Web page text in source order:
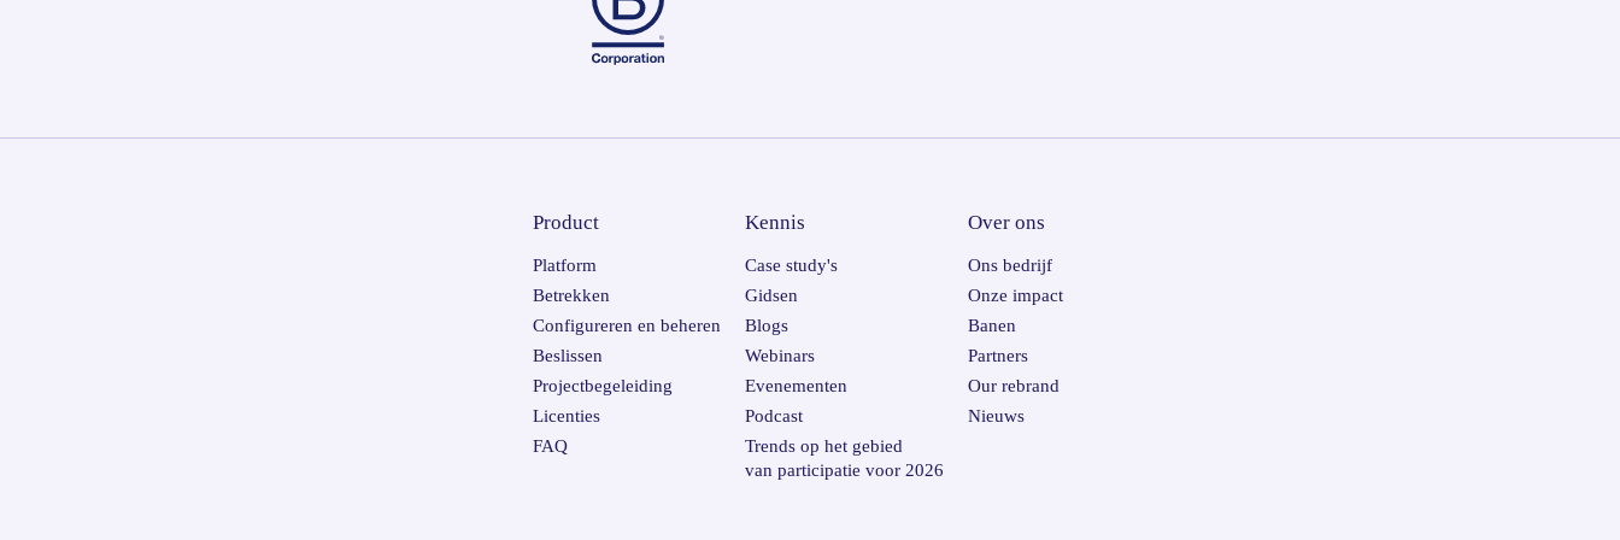
Product
Platform
Betrekken
Configureren en beheren
Beslissen
Projectbegeleiding
Licenties
FAQ
Kennis
Case study's
Gidsen
Blogs
Webinars
Evenementen
Podcast
Trends op het gebied
van participatie voor 2026
Over ons
Ons bedrijf
Onze impact
Banen
Partners
Our rebrand
Nieuws